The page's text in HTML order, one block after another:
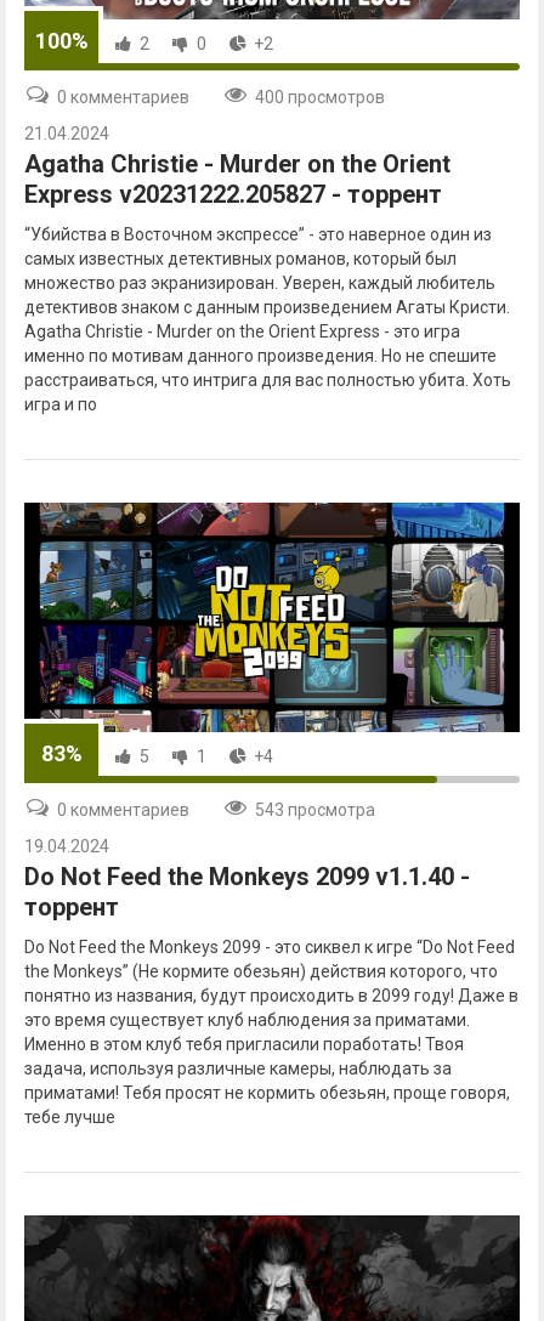
100% 2 0 +2
0 комментариев
400 просмотров
21.04.2024
Agatha Christie - Murder on the Orient
Express v20231222.205827 - торрент
“Убийства в Восточном экспрессе” - это наверное один из
самых известных детективных романов, который был
множество раз экранизирован. Уверен, каждый любитель
детективов знаком с данным произведением Агаты Кристи.
Agatha Christie - Murder on the Orient Express - это игра
именно по мотивам данного произведения. Но не спешите
расстраиваться, что интрига для вас полностью убита. Хоть
игра и по
83% 5 1 +4
0 комментариев
543 просмотра
19.04.2024
Do Not Feed the Monkeys 2099 v1.1.40 -
торрент
Do Not Feed the Monkeys 2099 - это сиквел к игре “Do Not Feed
the Monkeys” (Не кормите обезьян) действия которого, что
понятно из названия, будут происходить в 2099 году! Даже в
это время существует клуб наблюдения за приматами.
Именно в этом клуб тебя пригласили поработать! Твоя
задача, используя различные камеры, наблюдать за
приматами! Тебя просят не кормить обезьян, проще говоря,
тебе лучше